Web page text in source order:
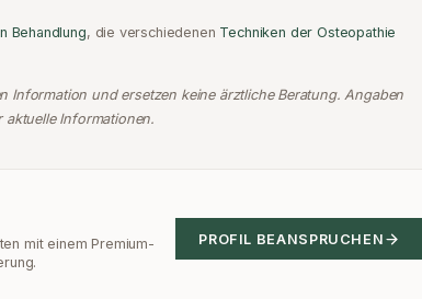
Behandlung, die verschiedenen Techniken der Osteopathie
Information und ersetzen keine ärztliche Beratung. Angaben
aktuelle Informationen.
mit einem Premium-
PROFIL BEANSPRUCHEN